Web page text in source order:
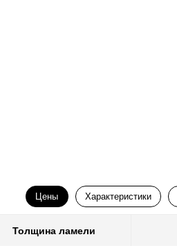
Цены Характеристики
Толщина ламели